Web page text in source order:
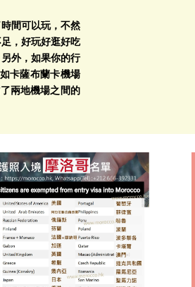
間可以玩，不然
，好玩好逛好吃
外， 如果你的行
卡薩布蘭卡機場
兩地機場之間的